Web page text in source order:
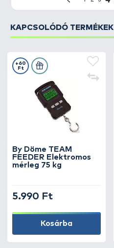
KAPCSOLÓDÓ TERMÉKEK
By Döme TEAM
FEEDER Elektromos
mérleg 75 kg
+60
Ft
5.990 Ft
Kosárba